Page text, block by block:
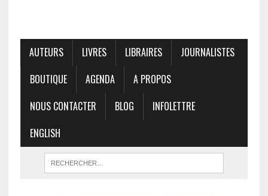
AUTEURS LIVRES LIBRAIRES
JOURNALISTES
BOUTIQUE
AGENDA
A PROPOS
NOUS CONTACTER
BLOG
INFOLETTRE
ENGLISH